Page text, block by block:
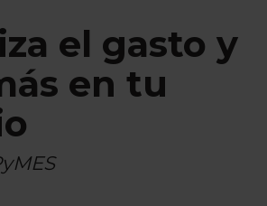
el gasto y
en tu